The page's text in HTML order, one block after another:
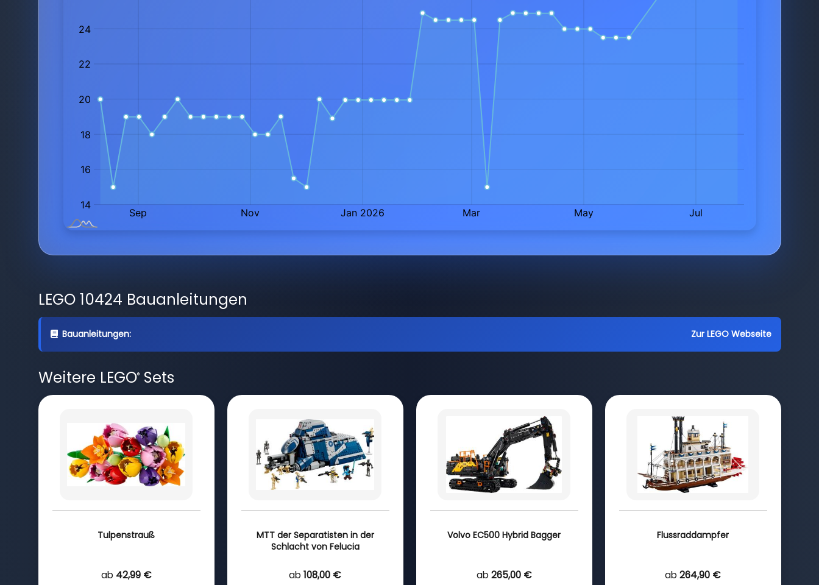
LEGO 10424 Bauanleitungen
Bauanleitungen: Zur LEGO Webseite
Weitere LEGO®Sets
Tulpenstrauß
ab 42,99 €
MTT der Separatisten in der
Schlacht von Felucia
ab 108,00 €
Volvo EC500 Hybrid Bagger
ab 265,00 €
Flussraddampfer
ab 264,90 €